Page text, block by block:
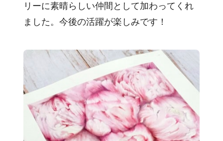
リーに素晴らしい仲間として加わってくれ
ました。今後の活躍が楽しみです！